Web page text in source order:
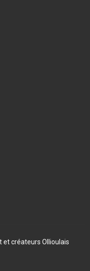
créateurs Ollioulais